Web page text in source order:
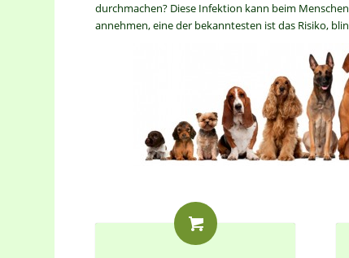
durchmachen? Diese Infektion kann beim
annehmen, eine der bekanntesten ist das Risiko,